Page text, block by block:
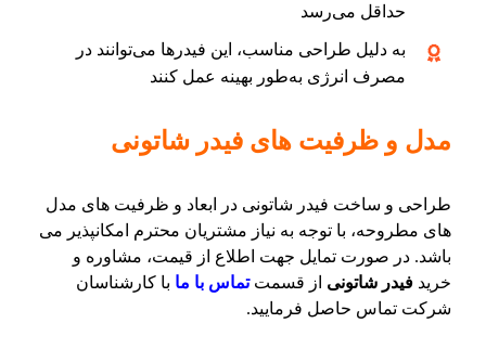
حداقل می‌رسد
به دلیل طراحی مناسب، این فیدرها می‌توانند در
مصرف انرژی به‌طور بهینه عمل کنند
مدل و ظرفیت های فیدر شاتونی
طراحی و ساخت فیدر شاتونی در ابعاد و ظرفیت های مدل
های مطروحه، با توجه به نیاز مشتریان محترم امکانپذیر می
باشد. در صورت تمایل جهت اطلاع از قیمت، مشاوره و
خریدفیدر شاتونی از قسمتتماس با ما با کارشناسان
شرکت تماس حاصل فرمایید.